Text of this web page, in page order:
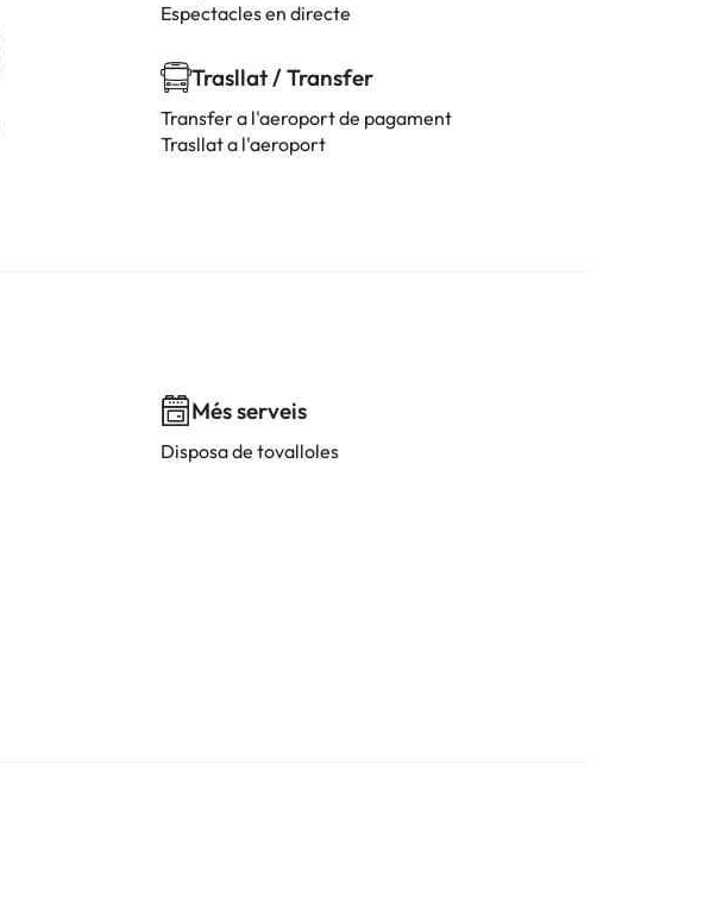
Espectacles en directe
Trasllat / Transfer
Transfer a l'aeroport de pagament
Trasllat a l'aeroport
Més serveis
Disposa de tovalloles